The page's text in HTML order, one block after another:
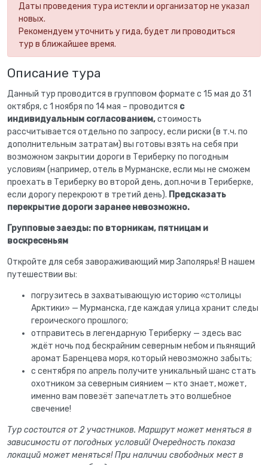
Даты проведения тура истекли и организатор не указал
новых.
Рекомендуем уточнить у гида, будет ли проводиться
тур в ближайшее время.
Описание тура
Данный тур проводится в групповом формате с 15 мая до 31
октября, с 1 ноября по 14 мая – проводится с
индивидуальным согласованием,стоимость
рассчитывается отдельно по запросу, если риски (в т.ч. по
дополнительным затратам) вы готовы взять на себя при
возможном закрытии дороги в Териберку по погодным
условиям (например, отель в Мурманске, если мы не сможем
проехать в Териберку во второй день, доп.ночи в Териберке,
если дорогу перекроют в третий день). Предсказать
перекрытие дороги заранее невозможно.
Групповые заезды: по вторникам, пятницам и
воскресеньям
Откройте для себя завораживающий мир Заполярья! В нашем
путешествии вы:
погрузитесь в захватывающую историю «столицы
Арктики» — Мурманска, где каждая улица хранит следы
героического прошлого;
отправитесь в легендарную Териберку — здесь вас
ждёт ночь под бескрайним северным небом и пьянящий
аромат Баренцева моря, который невозможно забыть;
с сентября по апрель получите уникальный шанс стать
охотником за северным сиянием — кто знает, может,
именно вам повезёт запечатлеть это волшебное
свечение!
Тур состоится от 2 участников. Маршрут может меняться в
зависимости от погодных условий! Очередность показа
локаций может меняться! При наличии свободных мест в